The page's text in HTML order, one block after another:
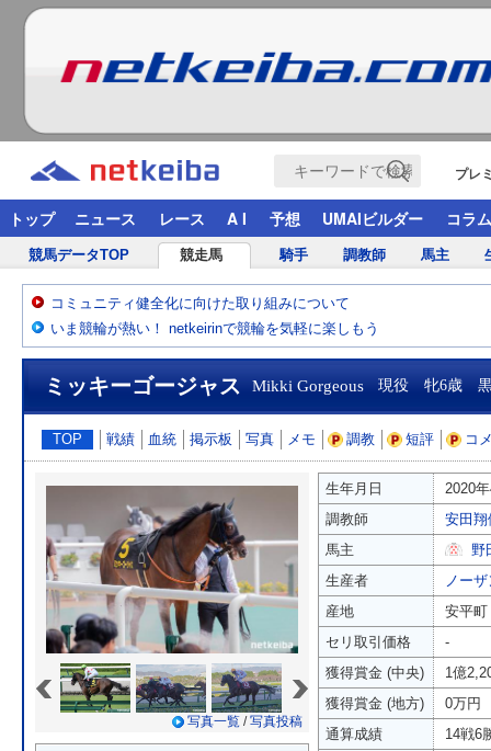
プレ
トップ ニュース レース A I 予想 UMAIビルダー コラム
競馬データTOP 競走馬 騎手 調教師 馬主
コミュニティ健全化に向けた取り組みについて
いま競輪が熱い！ netkeirinで競輪を気軽に楽しもう
ミッキーゴージャス Mikki Gorgeous 現役 牝6歳
TOP 戦績 血統 掲示板 写真 メモ 調教 短評 コ
写真一覧 /写真投稿
生年月日
2020
調教師
安田翔
馬主
野
生産者
ノー
産地
安平町
セリ取引価格
-
獲得賞金 (中央)
1億
獲得賞金 (地方)
0万円
通算成績
14戦6